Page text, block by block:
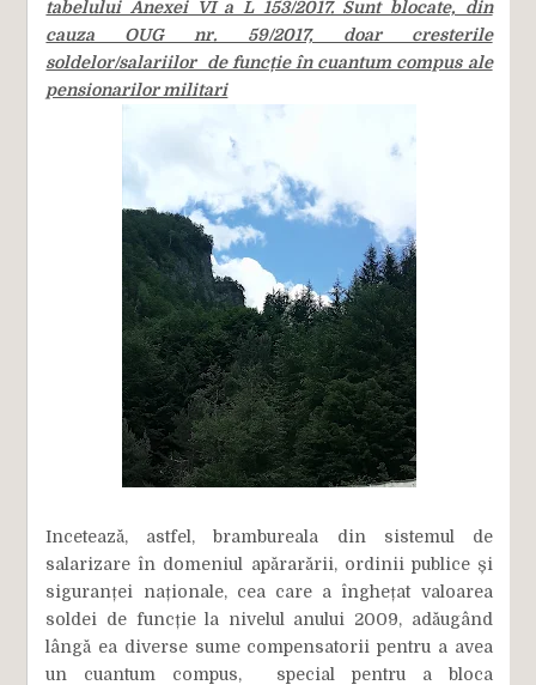
tabelului Anexei VI a L 153/2017. Sunt blocate, din
cauza OUG nr. 59/2017, doar cresterile
soldelor/salariilor de funcție în cuantum compus ale
pensionarilor militari
Incetează, astfel, brambureala din sistemul de
salarizare în domeniul apărarării, ordinii publice și
siguranței naționale, cea care a înghețat valoarea
soldei de funcție la nivelul anului 2009, adăugând
lângă ea diverse sume compensatorii pentru a avea
un cuantum compus, special pentru a bloca